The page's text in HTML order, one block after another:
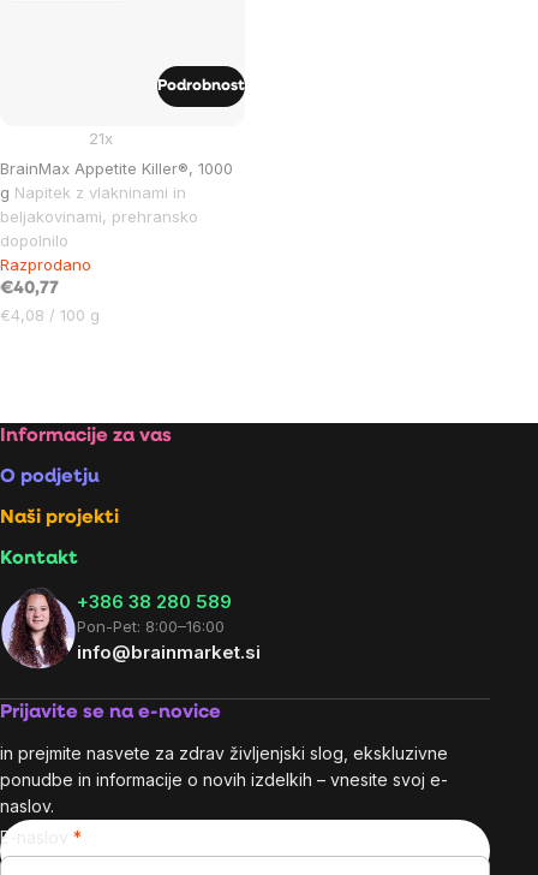
BrainMax Appetite Killer®, 1000
g Napitek z vlakninami in
beljakovinami, prehransko
dopolnilo
21x
Razprodano
€40,77
Cena
€4,08 / 100 g
Podrobnost
controls
Footer
Informacije za vas
O podjetju
Naši projekti
Kontakt
+386 38 280 589
Pon-Pet: 8:00–16:00
info@brainmarket.si
Prijavite se na e-novice
in prejmite nasvete za zdrav življenjski slog, ekskluzivne
ponudbe in informacije o novih izdelkih – vnesite svoj e-
naslov.
E-naslov